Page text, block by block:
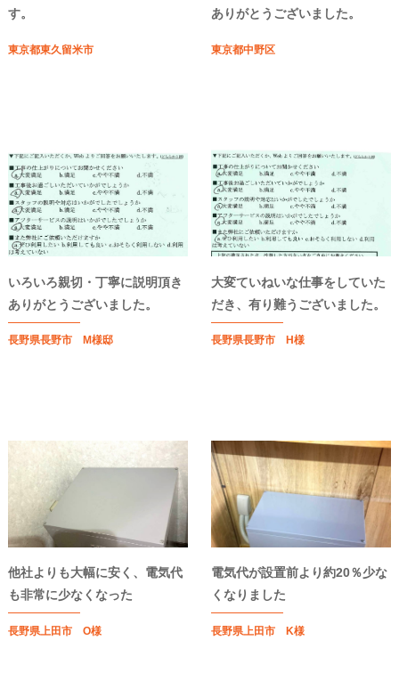
す。
東京都東久留米市
ありがとうございました。
東京都中野区
いろいろ親切・丁寧に説明頂き
ありがとうございました。
長野県長野市 M様邸
大変ていねいな仕事をしていた
だき、有り難うございました。
長野県長野市 H様
他社よりも大幅に安く、電気代
も非常に少なくなった
長野県上田市 O様
電気代が設置前より約20％少な
くなりました
長野県上田市 K様